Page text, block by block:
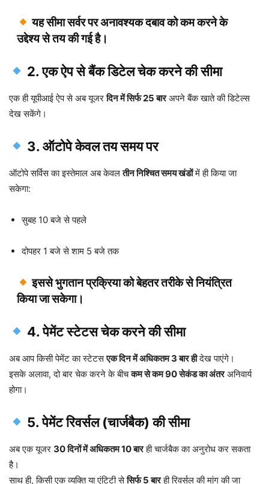
यह सीमा सर्वर पर अनावश्यक दबाव को कम करने के
उद्देश्य से तय की गई है।
2. एक ऐप से बैंक डिटेल चेक करने की सीमा
एक ही यूपीआई ऐप से अब यूजरदिन में सिर्फ 25 बारअपने बैंक खाते की डिटेल्स
देख सकेंगे।
3. ऑटोपे केवल तय समय पर
ऑटोपे सर्विस का इस्तेमाल अब केवलतीन निश्चित समय खंडोंमें ही किया जा
सकेगा:
सुबह 10 बजे से पहले
दोपहर 1 बजे से शाम 5 बजे तक
इससे भुगतान प्रक्रिया को बेहतर तरीके से नियंत्रित
किया जा सकेगा।
4. पेमेंट स्टेटस चेक करने की सीमा
अब आप किसी पेमेंट का स्टेटसएक दिन में अधिकतम 3 बार हीदेख पाएंगे।
इसके अलावा, दो बार चेक करने के बीचकम से कम 90 सेकंड का अंतरअनिवार्य
होगा।
5. पेमेंट रिवर्सल (चार्जबैक) की सीमा
अब एक यूजर 30 दिनों में अधिकतम 10 बारही चार्जबैक का अनुरोध कर सकता
है।
साथ ही, किसी एक व्यक्ति या एंटिटी सेसिर्फ 5 बारही रिवर्सल की मांग की जा